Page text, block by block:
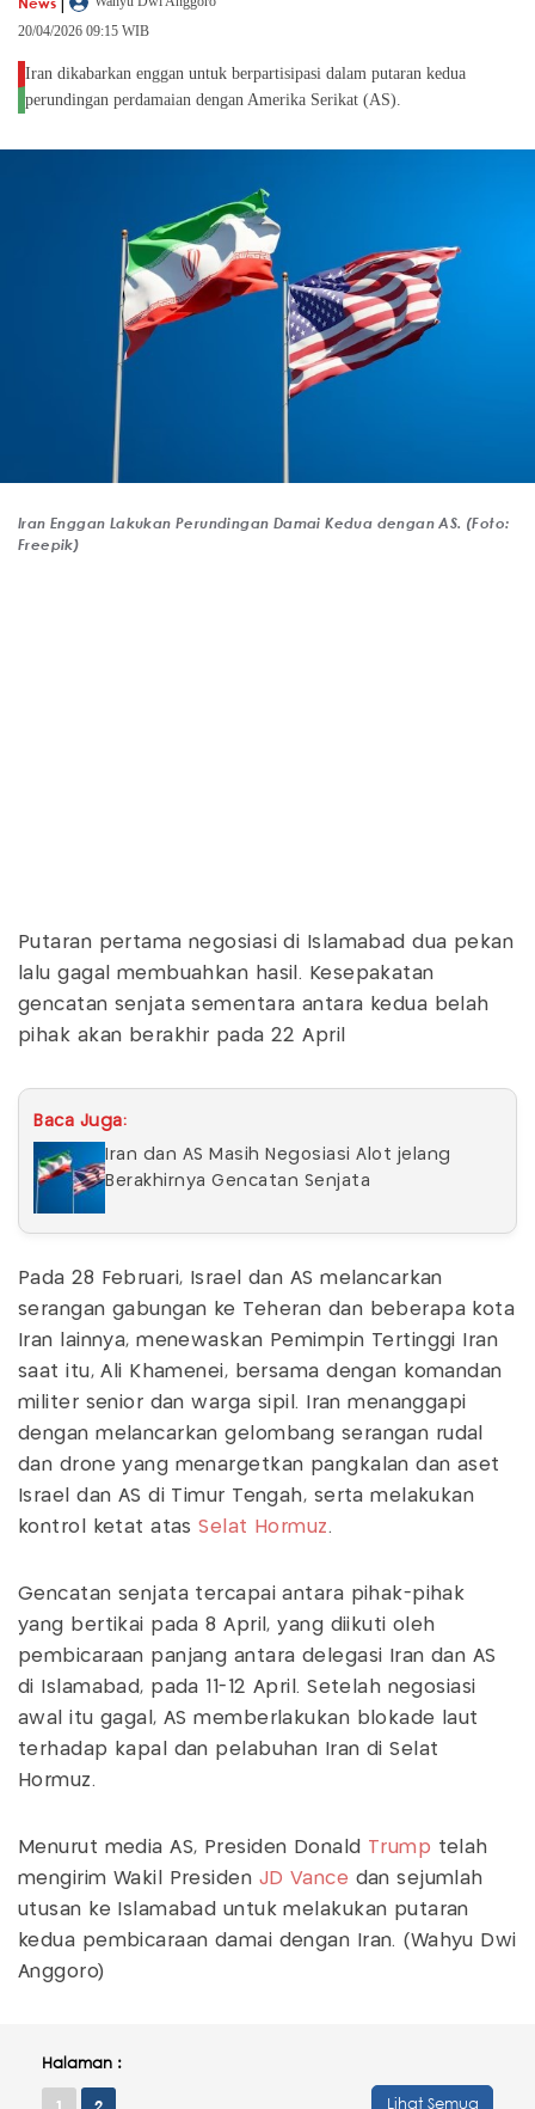
20/04/2026 09:15 WIB
Iran dikabarkan enggan untuk berpartisipasi dalam putaran kedua
perundingan perdamaian dengan Amerika Serikat (AS).
Iran Enggan Lakukan Perundingan Damai Kedua dengan AS. (Foto:
Freepik)
Putaran pertama negosiasi di Islamabad dua pekan
lalu gagal membuahkan hasil. Kesepakatan
gencatan senjata sementara antara kedua belah
pihak akan berakhir pada 22 April
Baca Juga:
Iran dan AS Masih Negosiasi Alot jelang
Berakhirnya Gencatan Senjata
Pada 28 Februari, Israel dan AS melancarkan
serangan gabungan ke Teheran dan beberapa kota
Iran lainnya, menewaskan Pemimpin Tertinggi Iran
saat itu, Ali Khamenei, bersama dengan komandan
militer senior dan warga sipil. Iran menanggapi
dengan melancarkan gelombang serangan rudal
dan drone yang menargetkan pangkalan dan aset
Israel dan AS di Timur Tengah, serta melakukan
kontrol ketat atasSelat Hormuz .
Gencatan senjata tercapai antara pihak-pihak
yang bertikai pada 8 April, yang diikuti oleh
pembicaraan panjang antara delegasi Iran dan AS
di Islamabad, pada 11-12 April. Setelah negosiasi
awal itu gagal, AS memberlakukan blokade laut
terhadap kapal dan pelabuhan Iran di Selat
Hormuz.
Menurut media AS, Presiden Donald Trump telah
mengirim Wakil Presiden JD Vance dan sejumlah
utusan ke Islamabad untuk melakukan putaran
kedua pembicaraan damai dengan Iran. (Wahyu Dwi
Anggoro)
Halaman :
Lihat Semua